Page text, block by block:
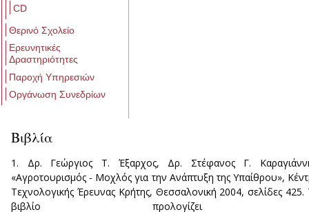
CD
Θερινό Σχολείο
Ερευνητικές
Δραστηριότητες
Παροχή Υπηρεσιών
Οργάνωση Συνεδρίων
Βιβλία
1. Δρ. Γεώργιος Τ. Έξαρχος, Δρ. Στέφανος Γ.
«Αγροτουρισμός - Μοχλός για την Ανάπτυξη της Υπαίθρου»,
Τεχνολογικής Έρευνας Κρήτης, Θεσσαλονική 2004, σελίδες 425.
βιβλίο προλογίζει